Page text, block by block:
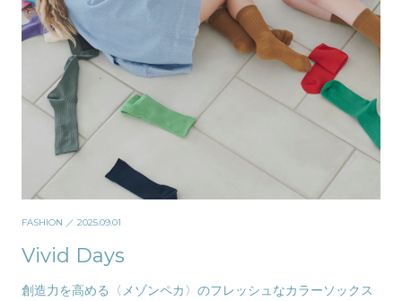
FASHION ／ 2025.09.01
Vivid Days
創造力を高める〈メゾンペカ〉のフレッシュなカラーソックス